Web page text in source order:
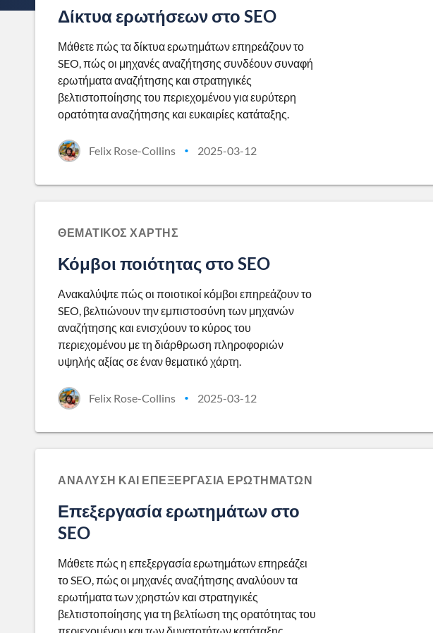
Δίκτυα ερωτήσεων στο SEO
Μάθετε πώς τα δίκτυα ερωτημάτων επηρεάζουν το
SEO, πώς οι μηχανές αναζήτησης συνδέουν συναφή
ερωτήματα αναζήτησης και στρατηγικές
βελτιστοποίησης του περιεχομένου για ευρύτερη
ορατότητα αναζήτησης και ευκαιρίες κατάταξης.
Felix Rose-Collins • 2025-03-12
ΘΕΜΑΤΙΚΌΣ ΧΆΡΤΗΣ
Κόμβοι ποιότητας στο SEO
Ανακαλύψτε πώς οι ποιοτικοί κόμβοι επηρεάζουν το
SEO, βελτιώνουν την εμπιστοσύνη των μηχανών
αναζήτησης και ενισχύουν το κύρος του
περιεχομένου με τη διάρθρωση πληροφοριών
υψηλής αξίας σε έναν θεματικό χάρτη.
Felix Rose-Collins • 2025-03-12
ΑΝΆΛΥΣΗ ΚΑΙ ΕΠΕΞΕΡΓΑΣΊΑ ΕΡΩΤΗΜΆΤΩΝ
Επεξεργασία ερωτημάτων στο
SEO
Μάθετε πώς η επεξεργασία ερωτημάτων επηρεάζει
το SEO, πώς οι μηχανές αναζήτησης αναλύουν τα
ερωτήματα των χρηστών και στρατηγικές
βελτιστοποίησης για τη βελτίωση της ορατότητας του